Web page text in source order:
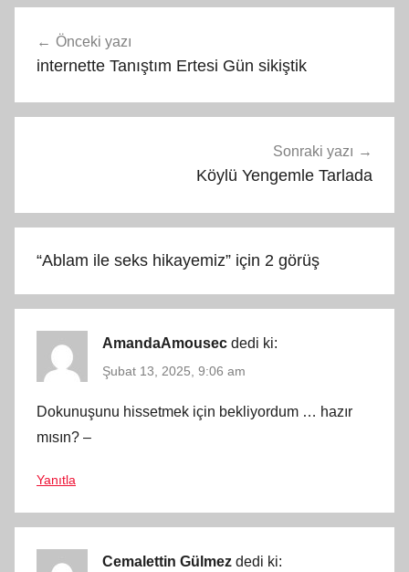
gezinmesi
Önceki yazı
internette Tanıştım Ertesi Gün sikiştik
Sonraki yazı
Köylü Yengemle Tarlada
“Ablam ile seks hikayemiz” için 2 görüş
AmandaAmousec dedi ki:
Şubat 13, 2025, 9:06 am
Dokunuşunu hissetmek için bekliyordum … hazır
mısın? –
Yanıtla
Cemalettin Gülmez dedi ki: